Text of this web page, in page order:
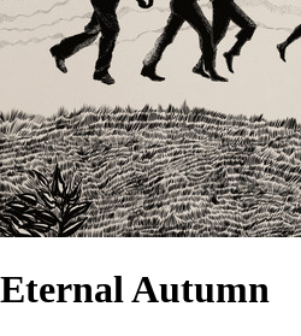
Eternal Autumn